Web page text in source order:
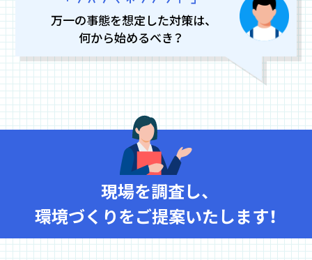
万一の事態を想定した対策は、
何から始めるべき？
現場を調査し、
環境づくりをご提案いたします！